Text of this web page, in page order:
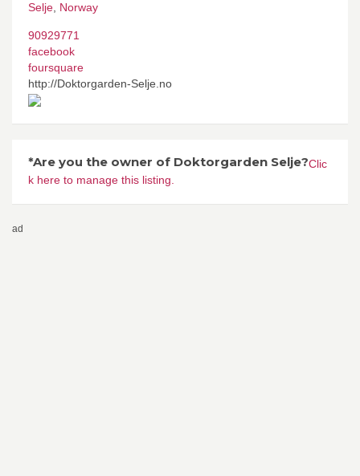
Selje Norway
90929771
facebook
foursquare
http://Doktorgarden-Selje.no
*Are you the owner of Doktorgarden Selje?Clic
k here to manage this listing.
ad